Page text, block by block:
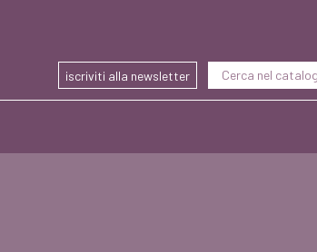
iscriviti alla newsletter